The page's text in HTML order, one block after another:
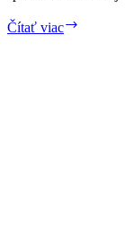
Čítať viac